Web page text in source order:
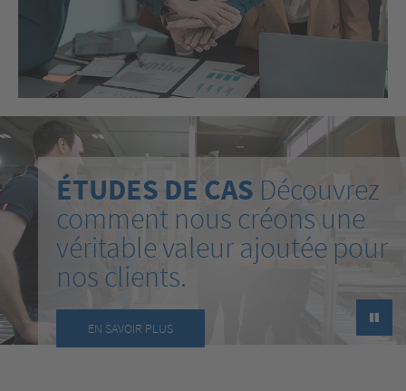
►
ÉTUDES DE CAS Découvrez
comment nous créons une
véritable valeur ajoutée pour
nos clients.
EN SAVOIR PLUS